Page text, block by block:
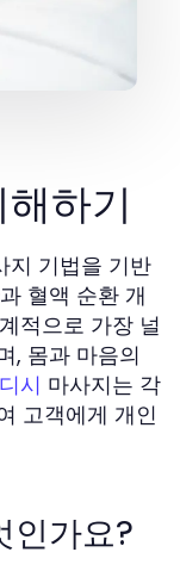
하기
지 기법을 기반
혈액 순환 개
적으로 가장 널
, 몸과 마음의
시 마사지는 각
고객에게 개인
인가요?